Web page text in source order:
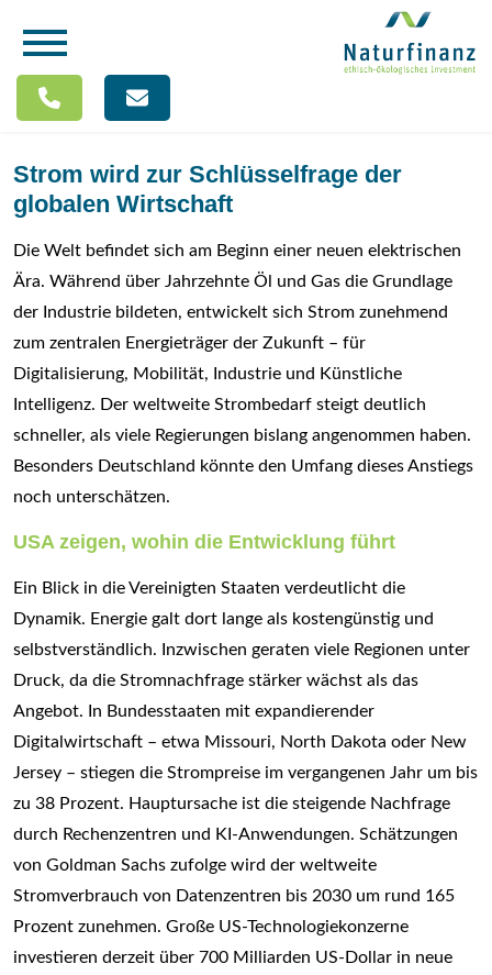
Strom wird zur Schlüsselfrage der
globalen Wirtschaft
Die Welt befindet sich am Beginn einer neuen elektrischen
Ära. Während über Jahrzehnte Öl und Gas die Grundlage
der Industrie bildeten, entwickelt sich Strom zunehmend
zum zentralen Energieträger der Zukunft – für
Digitalisierung, Mobilität, Industrie und Künstliche
Intelligenz. Der weltweite Strombedarf steigt deutlich
schneller, als viele Regierungen bislang angenommen haben.
Besonders Deutschland könnte den Umfang dieses Anstiegs
noch unterschätzen.
USA zeigen, wohin die Entwicklung führt
Ein Blick in die Vereinigten Staaten verdeutlicht die
Dynamik. Energie galt dort lange als kostengünstig und
selbstverständlich. Inzwischen geraten viele Regionen unter
Druck, da die Stromnachfrage stärker wächst als das
Angebot. In Bundesstaaten mit expandierender
Digitalwirtschaft – etwa Missouri, North Dakota oder New
Jersey – stiegen die Strompreise im vergangenen Jahr um bis
zu 38 Prozent. Hauptursache ist die steigende Nachfrage
durch Rechenzentren und KI-Anwendungen. Schätzungen
von Goldman Sachs zufolge wird der weltweite
Stromverbrauch von Datenzentren bis 2030 um rund 165
Prozent zunehmen. Große US-Technologiekonzerne
investieren derzeit über 700 Milliarden US-Dollar in neue